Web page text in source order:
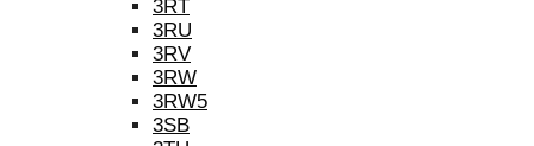
3RT
3RU
3RV
3RW
3RW5
3SB